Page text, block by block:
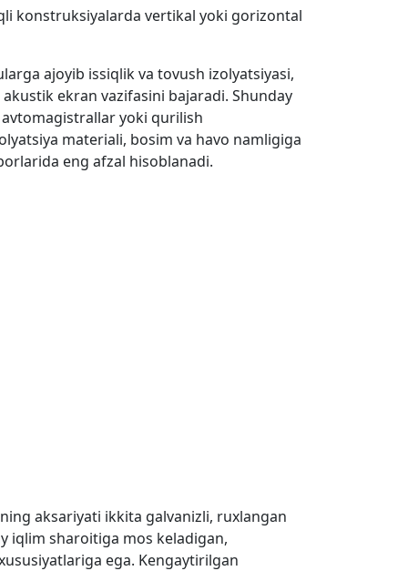
konstruksiyalarda vertikal yoki gorizontal
ajoyib issiqlik va tovush izolyatsiyasi,
ekran vazifasini bajaradi. Shunday
avtomagistrallar yoki qurilish
materiali, bosim va havo namligiga
eng afzal hisoblanadi.
aksariyati ikkita galvanizli, ruxlangan
iqlim sharoitiga mos keladigan,
ega. Kengaytirilgan